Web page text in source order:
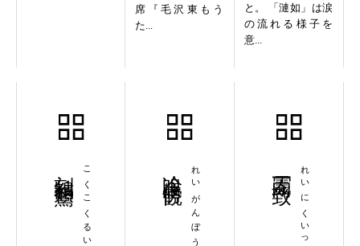
席『毛沢東もう
た...
と。 「漣如」は涙
の流れる様子を
意...
こくこくるいぼく れいがんぼうかん れいにくいっち